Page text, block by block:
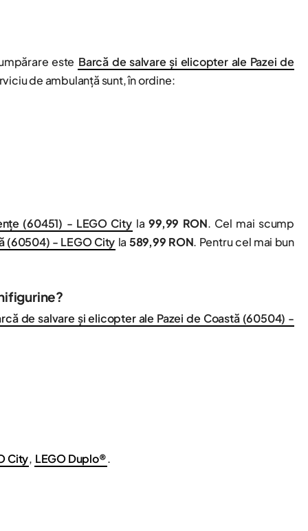
este Barcă de salvare și elicopter ale Pazei de
de ambulanță sunt, în ordine:
(60451) - LEGO City la99,99 RON. Cel mai scump
(60504) - LEGO City la 589,99 RON. Pentru cel mai bun
de salvare și elicopter ale Pazei de Coastă (60504) -
City, LEGO Duplo®.